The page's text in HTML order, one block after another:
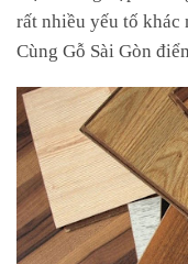
rất nhiều yếu tố khác
Cùng Gỗ Sài Gòn